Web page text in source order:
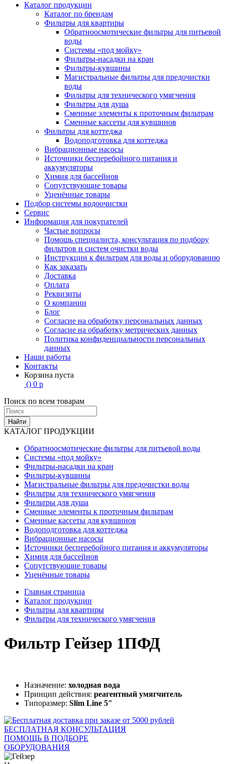
Каталог продукции
Каталог по брендам
Фильтры для квартиры
Обратноосмотические фильтры для питьевой
воды
Системы «под мойку»
Фильтры-насадки на кран
Фильтры-кувшины
Магистральные фильтры для предочистки
воды
Фильтры для технического умягчения
Фильтры для душа
Сменные элементы к проточным фильтрам
Сменные кассеты для кувшинов
Фильтры для коттеджа
Водоподготовка для коттеджа
Вибрационные насосы
Источники бесперебойного питания и
аккумуляторы
Химия для бассейнов
Сопутствующие товары
Уценённые товары
Подбор системы водоочистки
Сервис
Информация для покупателей
Частые вопросы
Помощь специалиста, консультация по подбору
фильтров и систем очистки воды
Инструкции к фильтрам для воды и оборудованию
Как заказать
Доставка
Оплата
Реквизиты
О компании
Блог
Согласие на обработку персональных данных
Согласие на обработку метрических данных
Политика конфиденциальности персональных
данных
Наши работы
Контакты
Корзина пуста
() 0 р
Поиск по всем товарам
Найти
КАТАЛОГ ПРОДУКЦИИ
Обратноосмотические фильтры для питьевой воды
Системы «под мойку»
Фильтры-насадки на кран
Фильтры-кувшины
Магистральные фильтры для предочистки воды
Фильтры для технического умягчения
Фильтры для душа
Сменные элементы к проточным фильтрам
Сменные кассеты для кувшинов
Водоподготовка для коттеджа
Вибрационные насосы
Источники бесперебойного питания и аккумуляторы
Химия для бассейнов
Сопутствующие товары
Уценённые товары
Главная страница
Каталог продукции
Фильтры для квартиры
Фильтры для технического умягчения
Фильтр Гейзер 1ПФД
Назначение: холодная вода
Принцип действия: реагентный умягчитель
Типоразмер: Slim Line 5″
БЕСПЛАТНАЯ КОНСУЛЬТАЦИЯ
ПОМОЩЬ В ПОДБОРЕ
ОБОРУДОВАНИЯ